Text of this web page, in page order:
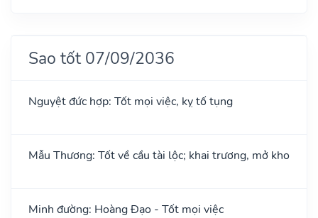
Sao tốt 07/09/2036
Nguyệt đức hợp: Tốt mọi việc, kỵ tố tụng
Mẫu Thương: Tốt về cầu tài lộc; khai trương, mở kho
Minh đường: Hoàng Đạo - Tốt mọi việc